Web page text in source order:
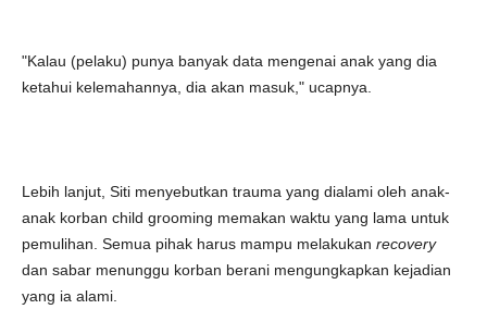
"Kalau (pelaku) punya banyak data mengenai anak yang dia
ketahui kelemahannya, dia akan masuk," ucapnya.
Lebih lanjut, Siti menyebutkan trauma yang dialami oleh anak-
anak korban child grooming memakan waktu yang lama untuk
pemulihan. Semua pihak harus mampu melakukan recovery
dan sabar menunggu korban berani mengungkapkan kejadian
yang ia alami.